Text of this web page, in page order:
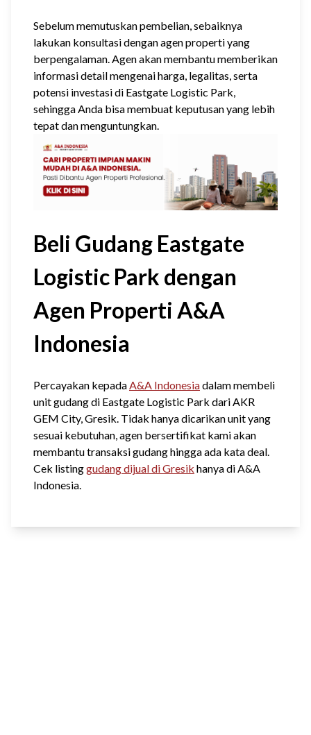
Sebelum memutuskan pembelian, sebaiknya
lakukan konsultasi dengan agen properti yang
berpengalaman. Agen akan membantu memberikan
informasi detail mengenai harga, legalitas, serta
potensi investasi di Eastgate Logistic Park,
sehingga Anda bisa membuat keputusan yang lebih
tepat dan menguntungkan.
Beli Gudang Eastgate
Logistic Park dengan
Agen Properti A&A
Indonesia
Percayakan kepadaA&A Indonesiadalam membeli
unit gudang di Eastgate Logistic Park dari AKR
GEM City, Gresik. Tidak hanya dicarikan unit yang
sesuai kebutuhan, agen bersertifikat kami akan
membantu transaksi gudang hingga ada kata deal.
Cek listinggudang dijual di Gresik hanya di A&A
Indonesia.